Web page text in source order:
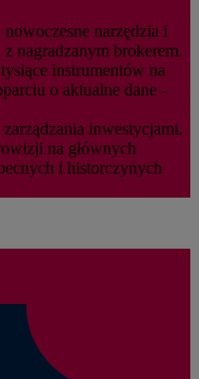
narzędzia i
nagradzanym brokerem.
instrumentów na
o aktualne dane -
inwestycjami.
na głównych
i historczynych